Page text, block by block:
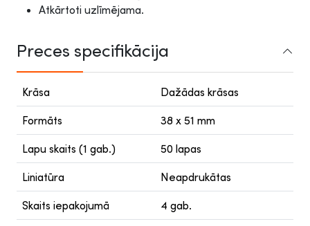
Atkārtoti uzlīmējama.
Preces specifikācija
Krāsa Dažādas krāsas
Formāts 38 x 51 mm
Lapu skaits (1 gab.) 50 lapas
Liniatūra Neapdrukātas
Skaits iepakojumā 4 gab.